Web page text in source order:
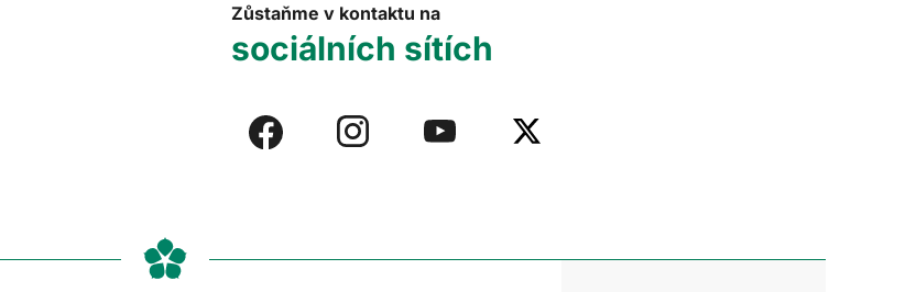
Zůstaňme v kontaktu na
sociálních sítích